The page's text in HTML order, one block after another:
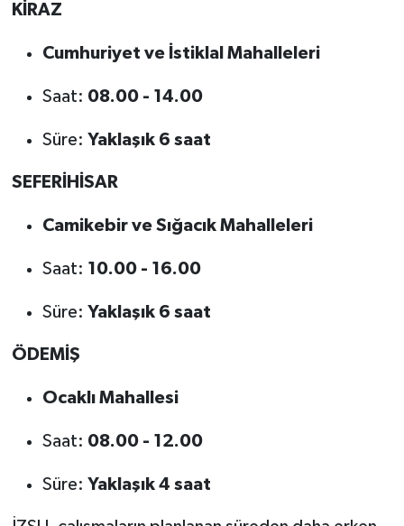
KİRAZ
Cumhuriyet ve İstiklal Mahalleleri
Saat: 08.00 - 14.00
Süre: Yaklaşık 6 saat
SEFERİHİSAR
Camikebir ve Sığacık Mahalleleri
Saat: 10.00 - 16.00
Süre: Yaklaşık 6 saat
ÖDEMİŞ
Ocaklı Mahallesi
Saat: 08.00 - 12.00
Süre: Yaklaşık 4 saat